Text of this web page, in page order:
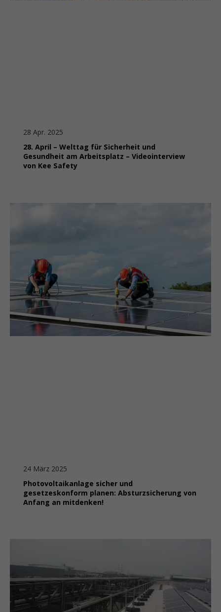
28 Apr. 2025
28. April – Welttag für Sicherheit und
Gesundheit am Arbeitsplatz – Videointerview
von Kee Safety
24 März 2025
Photovoltaikanlage sicher und
gesetzeskonform planen: Absturzsicherung von
Anfang an mitdenken!